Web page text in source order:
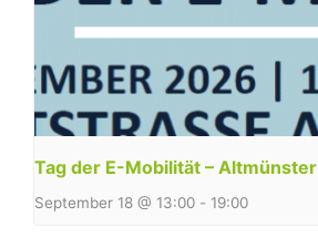
Tag der E-Mobilität – Altmünster
September 18 @ 13:00 - 19:00